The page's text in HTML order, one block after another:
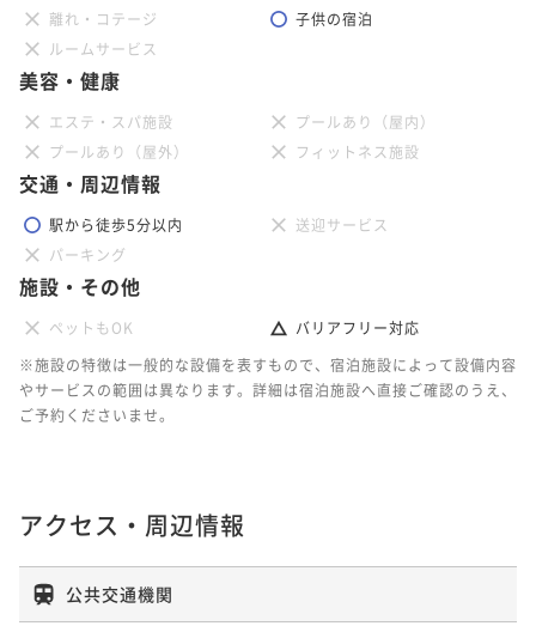
離れ・コテージ
子供の宿泊
ルームサービス
美容・健康
エステ・スパ施設
プールあり（屋内）
プールあり（屋外）
フィットネス施設
交通・周辺情報
駅から徒歩5分以内
送迎サービス
パーキング
施設・その他
ペットもOK
バリアフリー対応
※施設の特徴は一般的な設備を表すもので、宿泊施設によって設備内容
やサービスの範囲は異なります。詳細は宿泊施設へ直接ご確認のうえ、
ご予約くださいませ。
アクセス・周辺情報
公共交通機関